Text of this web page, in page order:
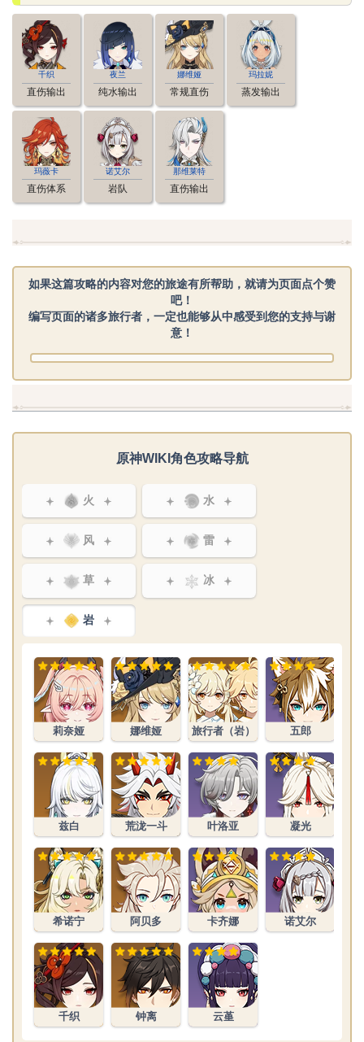
千织
直伤输出
夜兰
纯水输出
娜维娅
常规直伤
玛拉妮
蒸发输出
玛薇卡
直伤体系
诺艾尔
岩队
那维莱特
直伤输出
如果这篇攻略的内容对您的旅途有所帮助，就请为页面点个赞
吧！
编写页面的诸多旅行者，一定也能够从中感受到您的支持与谢
意！
原神WIKI角色攻略导航
火 水
风 雷
草 冰
岩
莉奈娅
兹白
希诺宁
千织
娜维娅
荒泷一斗
阿贝多
钟离
旅行者（岩）
叶洛亚
卡齐娜
云堇
五郎
凝光
诺艾尔